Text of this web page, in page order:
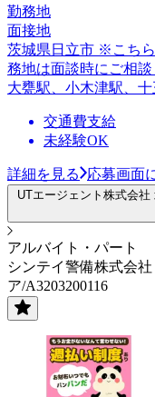
勤務地
面接地
茨城県日立市 ※こち
務地は面談時にご相談
大甕駅、小木津駅、十
交通費支給
未経験OK
詳細を見る 応募画面
UTエージェント株式会
アルバイト・パート
シンテイ警備株式会
ア/A3203200116